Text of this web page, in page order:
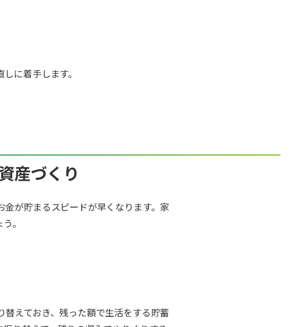
に着手します。
産づくり
が貯まるスピードが早くなります。家
。
替えておき、残った額で生活をする貯蓄